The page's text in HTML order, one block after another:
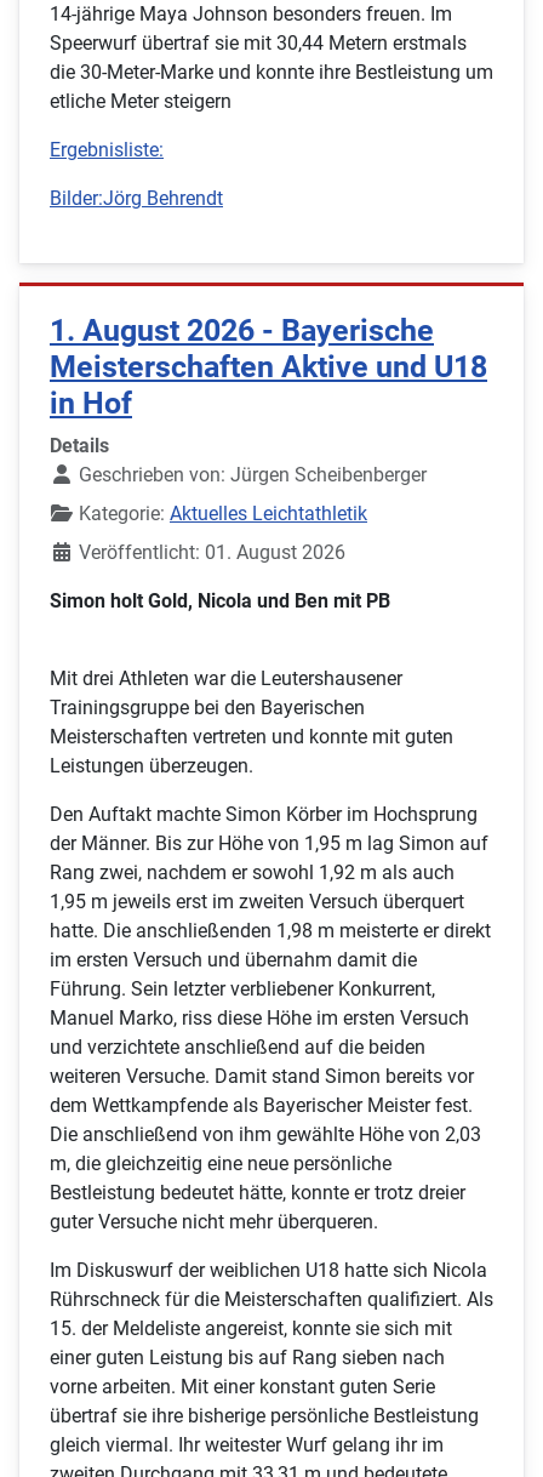
14-jährige Maya Johnson besonders freuen. Im
Speerwurf übertraf sie mit 30,44 Metern erstmals
die 30-Meter-Marke und konnte ihre Bestleistung um
etliche Meter steigern
Ergebnisliste:
Bilder:Jörg Behrendt
1. August 2026 - Bayerische
Meisterschaften Aktive und U18
in Hof
Details
Geschrieben von: Jürgen Scheibenberger
Kategorie: Aktuelles Leichtathletik
Veröffentlicht: 01. August 2026
Simon holt Gold, Nicola und Ben mit PB
Mit drei Athleten war die Leutershausener
Trainingsgruppe bei den Bayerischen
Meisterschaften vertreten und konnte mit guten
Leistungen überzeugen.
Den Auftakt machte Simon Körber im Hochsprung
der Männer. Bis zur Höhe von 1,95 m lag Simon auf
Rang zwei, nachdem er sowohl 1,92 m als auch
1,95 m jeweils erst im zweiten Versuch überquert
hatte. Die anschließenden 1,98 m meisterte er direkt
im ersten Versuch und übernahm damit die
Führung. Sein letzter verbliebener Konkurrent,
Manuel Marko, riss diese Höhe im ersten Versuch
und verzichtete anschließend auf die beiden
weiteren Versuche. Damit stand Simon bereits vor
dem Wettkampfende als Bayerischer Meister fest.
Die anschließend von ihm gewählte Höhe von 2,03
m, die gleichzeitig eine neue persönliche
Bestleistung bedeutet hätte, konnte er trotz dreier
guter Versuche nicht mehr überqueren.
Im Diskuswurf der weiblichen U18 hatte sich Nicola
Rührschneck für die Meisterschaften qualifiziert. Als
15. der Meldeliste angereist, konnte sie sich mit
einer guten Leistung bis auf Rang sieben nach
vorne arbeiten. Mit einer konstant guten Serie
übertraf sie ihre bisherige persönliche Bestleistung
gleich viermal. Ihr weitester Wurf gelang ihr im